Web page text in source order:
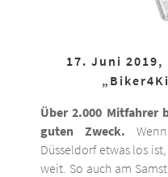
17. Juni
Über 2.000 Mitfahrer
guten Zweck.
Düsseldorf etwas los
weit. So auch am